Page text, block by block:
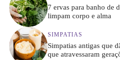
7 ervas para banho de
limpam corpo e alma
SIMPATIAS
Simpatias antigas que
que atravessaram